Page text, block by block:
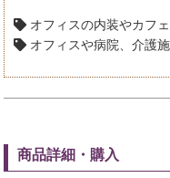
オフィスの内装やカフ
オフィスや病院、介護
商品詳細・購入